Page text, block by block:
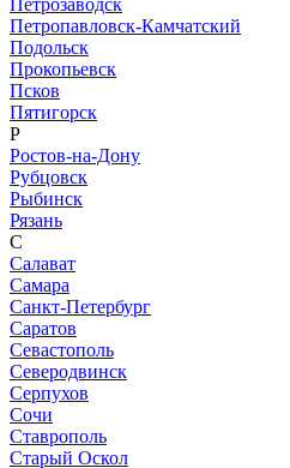
Петрозаводск
Петропавловск-Камчатский
Подольск
Прокопьевск
Псков
Пятигорск
Р
Ростов-на-Дону
Рубцовск
Рыбинск
Рязань
С
Салават
Самара
Санкт-Петербург
Саратов
Севастополь
Северодвинск
Серпухов
Сочи
Ставрополь
Старый Оскол